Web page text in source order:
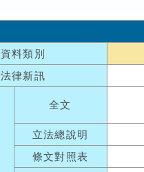
資料類別
法律新訊
全文
立法總說明
條文對照表